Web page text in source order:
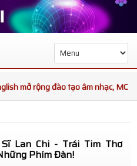
mở rộng đào tạo âm nhạc, MC
Lan Chi - Trái Tim Thơ
Phím Đàn!